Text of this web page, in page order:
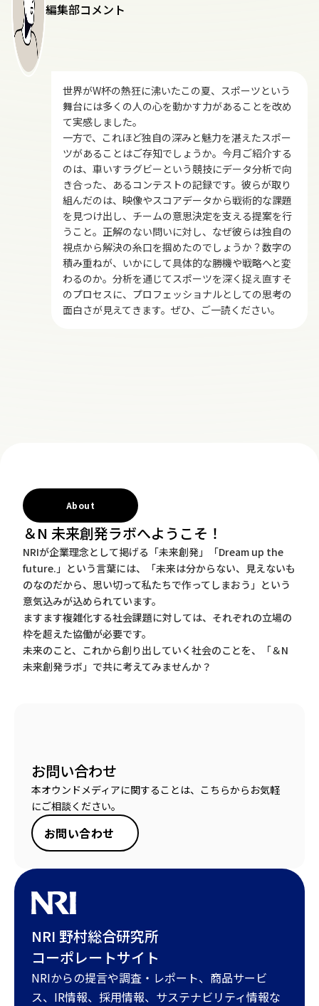
編集部コメント
世界がW杯の熱狂に沸いたこの夏、スポーツという
舞台には多くの人の心を動かす力があることを改め
て実感しました。
一方で、これほど独自の深みと魅力を湛えたスポー
ツがあることはご存知でしょうか。今月ご紹介する
のは、車いすラグビーという競技にデータ分析で向
き合った、あるコンテストの記録です。彼らが取り
組んだのは、映像やスコアデータから戦術的な課題
を見つけ出し、チームの意思決定を支える提案を行
うこと。正解のない問いに対し、なぜ彼らは独自の
視点から解決の糸口を掴めたのでしょうか？数字の
積み重ねが、いかにして具体的な勝機や戦略へと変
わるのか。分析を通じてスポーツを深く捉え直すそ
のプロセスに、プロフェッショナルとしての思考の
面白さが見えてきます。ぜひ、ご一読ください。
About
＆N 未来創発ラボへようこそ！
NRIが企業理念として掲げる「未来創発」「Dream up the
future.」という言葉には、「未来は分からない、見えないも
のなのだから、思い切って私たちで作ってしまおう」という
意気込みが込められています。
ますます複雑化する社会課題に対しては、それぞれの立場の
枠を超えた協働が必要です。
未来のこと、これから創り出していく社会のことを、「＆N
未来創発ラボ」で共に考えてみませんか？
お問い合わせ
本オウンドメディアに関することは、こちらからお気軽
にご相談ください。
お問い合わせ
NRI 野村総合研究所
コーポレートサイト
NRIからの提言や調査・レポート、商品サービ
ス、IR情報、採用情報、サステナビリティ情報な